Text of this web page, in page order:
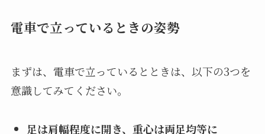
電車で立っているときの姿勢
まずは、電車で立っているとときは、以下の3つを
意識してみてください。
足は肩幅程度に開き、重心は両足均等に